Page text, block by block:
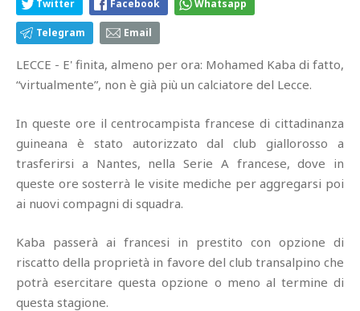
Twitter Facebook Whatsapp
Telegram Email
LECCE - E' finita, almeno per ora: Mohamed Kaba di fatto,
“virtualmente”, non è già più un calciatore del Lecce.
In queste ore il centrocampista francese di cittadinanza
guineana è stato autorizzato dal club giallorosso a
trasferirsi a Nantes, nella Serie A francese, dove in
queste ore sosterrà le visite mediche per aggregarsi poi
ai nuovi compagni di squadra.
Kaba passerà ai francesi in prestito con opzione di
riscatto della proprietà in favore del club transalpino che
potrà esercitare questa opzione o meno al termine di
questa stagione.